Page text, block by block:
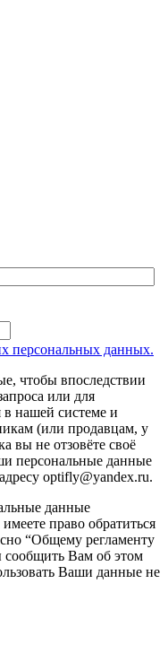
персональных данных.
чтобы впоследствии
или для
в нашей системе и
(или продавцам, у
вы не отзовёте своё
персональные данные
optifly@yandex.ru.
данные
право обратиться
“Общему регламенту
Вам об этом
Ваши данные не